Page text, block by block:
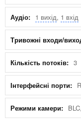
1 вихід, 1 вхід
3